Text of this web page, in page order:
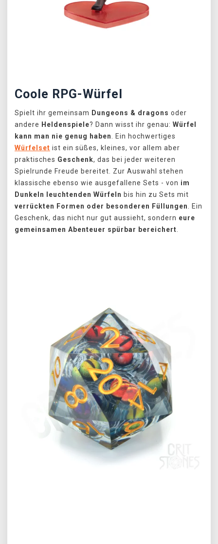
Coole RPG-Würfel
Spielt ihr gemeinsam Dungeons & dragons oder
andere Heldenspiele? Dann wisst ihr genau: Würfel
kann man nie genug haben
. Ein hochwertiges
Würfelset ist ein süßes, kleines, vor allem aber
praktisches Geschenk, das bei jeder weiteren
Spielrunde Freude bereitet. Zur Auswahl stehen
klassische ebenso wie ausgefallene Sets - von im
Dunkeln leuchtenden Würfeln bis hin zu Sets mit
verrückten Formen oder besonderen Füllungen
. Ein
Geschenk, das nicht nur gut aussieht, sondern eure
gemeinsamen Abenteuer spürbar bereichert